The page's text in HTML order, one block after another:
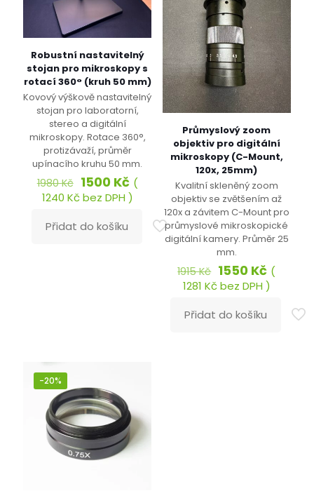
Robustní nastavitelný
stojan pro mikroskopy s
rotací 360° (kruh 50 mm)
Kovový výškově nastavitelný
stojan pro laboratorní,
stereo a digitální
mikroskopy. Rotace 360°,
protizávaží, průměr
upínacího kruhu 50 mm.
1980Kč Původní
cena
1980 Kč.
1500 KčAktuální
cena
je:
1500 Kč.
(
1240 Kčbez DPH )
Přidat do košíku
Průmyslový zoom
objektiv pro digitální
mikroskopy (C-Mount,
120x, 25mm)
Kvalitní skleněný zoom
objektiv se zvětšením až
120x a závitem C-Mount pro
průmyslové mikroskopické
digitální kamery. Průměr 25
mm.
1915Kč Původní
cena
1915 Kč.
1550 Kč
cena
je:
1550
(
1281 Kčbez DPH )
Přidat do košíku
-20%